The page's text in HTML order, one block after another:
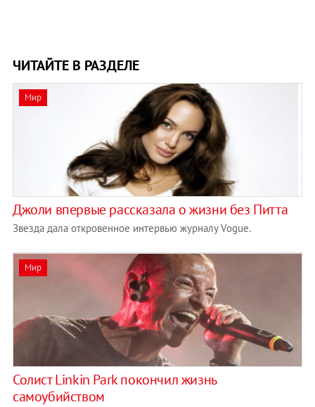
ЧИТАЙТЕ В РАЗДЕЛЕ
Мир
Джоли впервые рассказала о жизни без Питта
Звезда дала откровенное интервью журналу Vogue.
Мир
Солист Linkin Park покончил жизнь
самоубийством